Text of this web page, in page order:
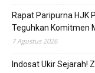
Rapat Paripurna HJK
Teguhkan Komitmen
7 Agustus 2026
Indosat Ukir Sejarah!